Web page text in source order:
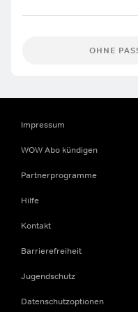
OHNE
Impressum
WOW Abo kündigen
Partnerprogramme
Hilfe
Kontakt
Barrierefreiheit
Jugendschutz
Datenschutzoptionen